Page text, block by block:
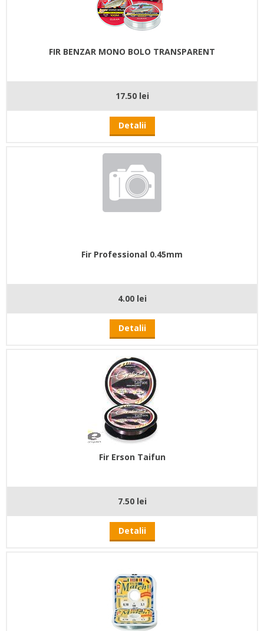
FIR BENZAR MONO BOLO TRANSPARENT
17.50 lei
Detalii
Fir Professional 0.45mm
4.00 lei
Detalii
Fir Erson Taifun
7.50 lei
Detalii